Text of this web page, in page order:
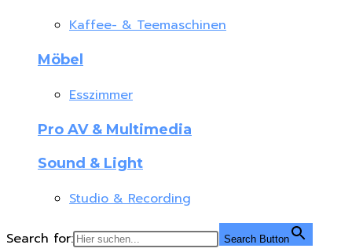
Kaffee- & Teemaschinen
Möbel
Esszimmer
Pro AV & Multimedia
Sound & Light
Studio & Recording
Search for: Search Button